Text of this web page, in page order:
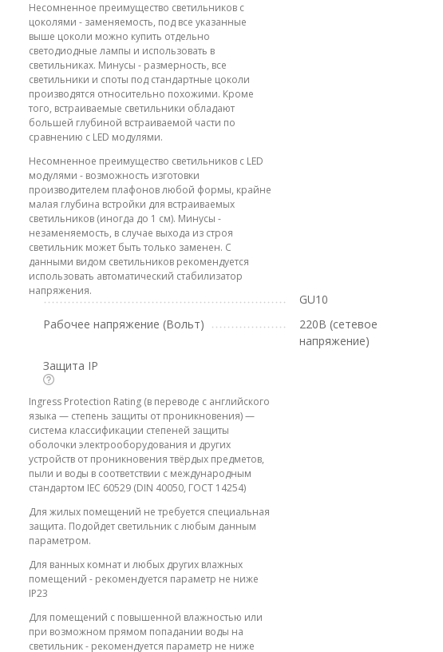
Несомненное преимущество светильников с
цоколями - заменяемость, под все указанные
выше цоколи можно купить отдельно
светодиодные лампы и использовать в
светильниках. Минусы - размерность, все
светильники и споты под стандартные цоколи
производятся относительно похожими. Кроме
того, встраиваемые светильники обладают
большей глубиной встраиваемой части по
сравнению с LED модулями.
Несомненное преимущество светильников с LED
модулями - возможность изготовки
производителем плафонов любой формы, крайне
малая глубина встройки для встраиваемых
светильников (иногда до 1 см). Минусы -
незаменяемость, в случае выхода из строя
светильник может быть только заменен. С
данными видом светильников рекомендуется
использовать автоматический стабилизатор
напряжения.
GU10
Рабочее напряжение (Вольт)
220В (сетевое
напряжение)
Защита IP
Ingress Protection Rating (в переводе с английского
языка — степень защиты от проникновения) —
система классификации степеней защиты
оболочки электрооборудования и других
устройств от проникновения твёрдых предметов,
пыли и воды в соответствии с международным
стандартом IEC 60529 (DIN 40050, ГОСТ 14254)
Для жилых помещений не требуется специальная
защита. Подойдет светильник с любым данным
параметром.
Для ванных комнат и любых других влажных
помещений - рекомендуется параметр не ниже
IP23
Для помещений с повышенной влажностью или
при возможном прямом попадании воды на
светильник - рекомендуется параметр не ниже